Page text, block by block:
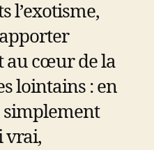
l’exotisme,
au cœur de la
lointains : en
simplement
vrai,